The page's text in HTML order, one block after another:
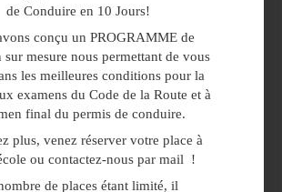
de Conduire en 10 Jours!
conçu un PROGRAMME de
mesure nous permettant de vous
les meilleures conditions pour la
examens du Code de la Route et à
final du permis de conduire.
plus, venez réserver votre place à
ou contactez-nous par mail !
de places étant limité, il